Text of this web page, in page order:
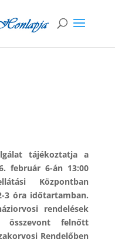
tájékoztatja a
február 6-án 13:00
Központban
3 óra időtartamban.
rendelések
felnőtt
Rendelőben